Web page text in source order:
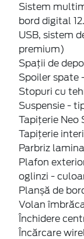
Sistem
bord digital
USB, sistem
premium)
Spații de
Spoiler spate
Stopuri cu
Suspensie -
Tapițerie Neo
Tapițerie
Parbriz
Plafon
oglinzi -
Planșă de
Volan
Închidere
Încărcare